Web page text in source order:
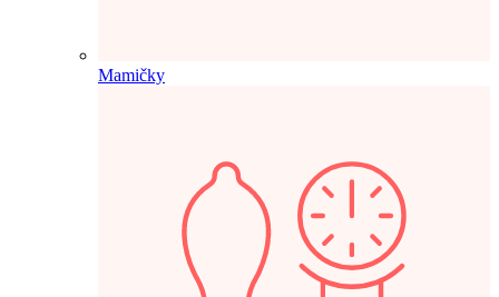
Mamičky